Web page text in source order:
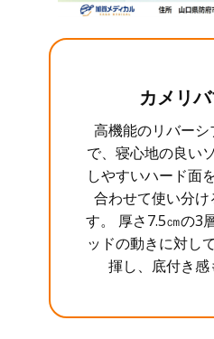
カメリ
高機能のリバー
で、寝心地の良い
しやすいハード面
合わせて使い分け
す。 厚さ7.5㎝の3
ッドの動きに対し
揮し、底付き感